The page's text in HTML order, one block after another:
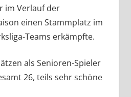
im Verlauf der
einen Stammplatz im
Teams erkämpfte.
als Senioren-Spieler
26, teils sehr schöne